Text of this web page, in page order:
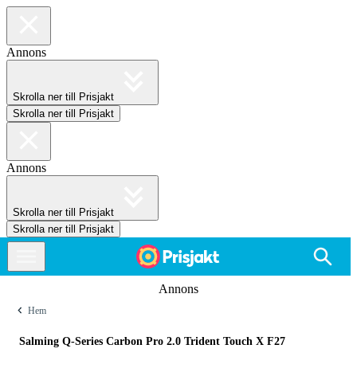
Annons
Skrolla ner till Prisjakt
Skrolla ner till Prisjakt
Annons
Skrolla ner till Prisjakt
Skrolla ner till Prisjakt
Annons
Hem
Salming Q-Series Carbon Pro 2.0 Trident Touch X F27